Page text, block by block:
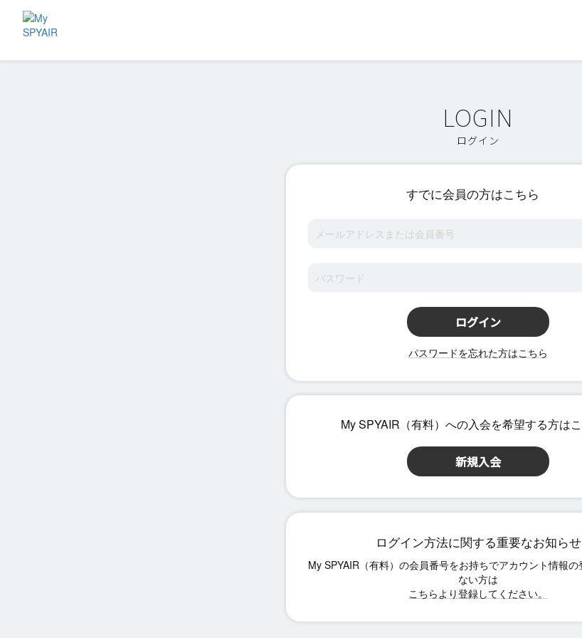
ログイン
すでに会員の方はこちら
パスワードを忘れた方はこちら
ログイン方法に関する重要なお知らせ
こちらより登録してください。